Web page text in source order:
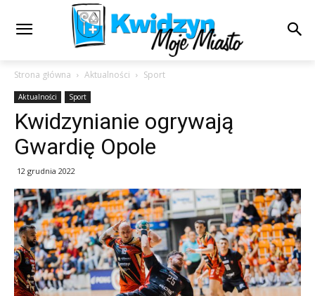
Strona główna Aktualności Sport
Aktualności Sport
Kwidzynianie ogrywają
Gwardię Opole
12 grudnia 2022